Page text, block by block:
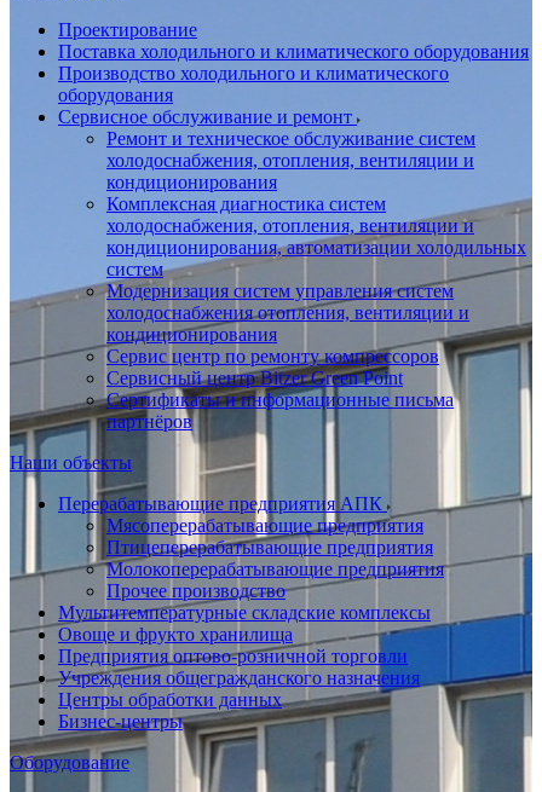
Проектирование
Поставка холодильного и климатического оборудования
Производство холодильного и климатического
оборудования
Сервисное обслуживание и ремонт
Ремонт и техническое обслуживание систем
холодоснабжения, отопления, вентиляции и
кондиционирования
Комплексная диагностика систем
холодоснабжения, отопления, вентиляции и
кондиционирования, автоматизации холодильных
систем
Модернизация систем управления систем
холодоснабжения отопления, вентиляции и
кондиционирования
Сервис центр по ремонту компрессоров
Сервисный центр Bitzer Green Point
Сертификаты и информационные письма
партнёров
Наши объекты
Перерабатывающие предприятия АПК
Мясоперерабатывающие предприятия
Птицеперерабатывающие предприятия
Молокоперерабатывающие предприятия
Прочее производство
Мультитемпературные складские комплексы
Овоще и фрукто хранилища
Предприятия оптово-розничной торговли
Учреждения общегражданского назначения
Центры обработки данных
Бизнес-центры
Оборудование